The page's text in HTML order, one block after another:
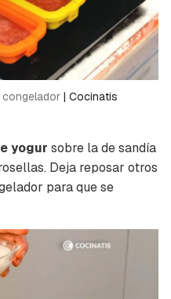
congelador | Cocinatis
yogur sobre la de sandía
Deja reposar otros
para que se